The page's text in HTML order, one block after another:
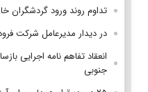
تداوم روند ورود گردشگران
در دیدار مدیرعامل شرکت
انعقاد تفاهم نامه اجرایی
جنوبی